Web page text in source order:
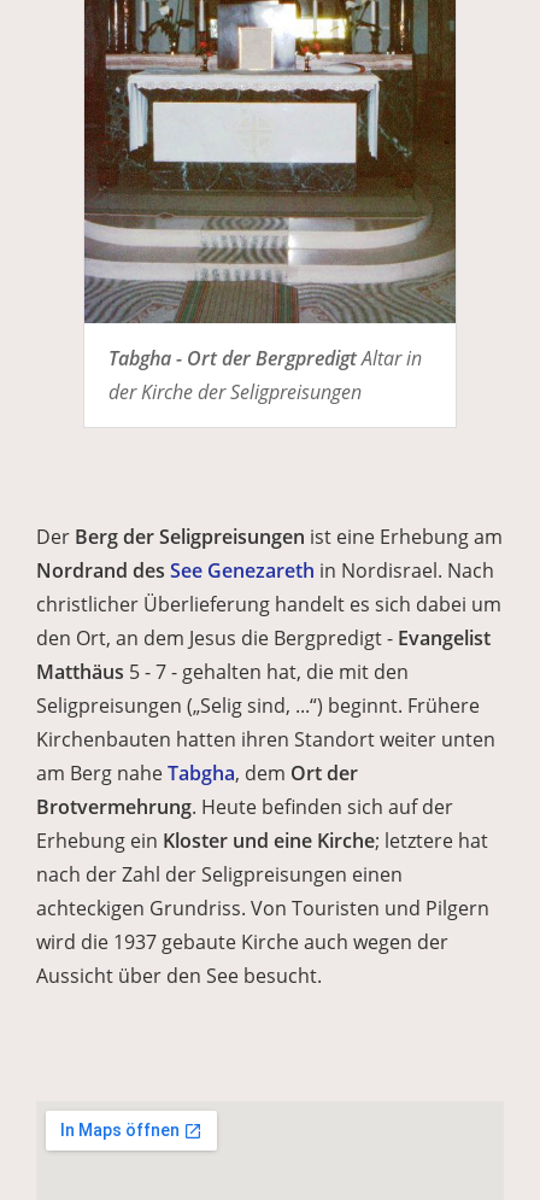
Tabgha - Ort der BergpredigtAltar in
der Kirche der Seligpreisungen
Der Berg der Seligpreisungen ist eine Erhebung am
Nordrand des See Genezareth in Nordisrael. Nach
christlicher Überlieferung handelt es sich dabei um
den Ort, an dem Jesus die Bergpredigt - Evangelist
Matthäus 5 - 7 - gehalten hat, die mit den
Seligpreisungen („Selig sind, ...“) beginnt. Frühere
Kirchenbauten hatten ihren Standort weiter unten
am Berg naheTabgha, dem Ort der
Brotvermehrung. Heute befinden sich auf der
Erhebung ein Kloster und eine Kirche; letztere hat
nach der Zahl der Seligpreisungen einen
achteckigen Grundriss. Von Touristen und Pilgern
wird die 1937 gebaute Kirche auch wegen der
Aussicht über den See besucht.